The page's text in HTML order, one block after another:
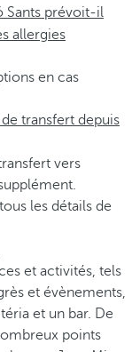
Sants prévoit-il
allergies
en cas
transfert depuis
vers
les détails de
et activités, tels
et évènements,
et un bar. De
points